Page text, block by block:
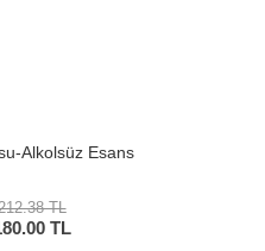
Alkolsüz Esans
TL
TL